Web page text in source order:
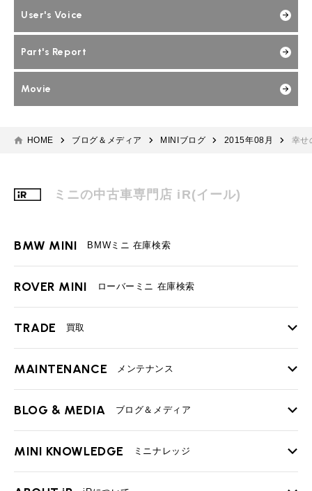
User's Voice
Part's Report
Movie
HOME ブログ＆メディア MINIブログ 2015年08月 幸せ
ミニの中古車専門店 iR(イール)
BMW MINI BMWミニ 在庫検索
ROVER MINI ローバーミニ 在庫検索
TRADE 買取
TOP
必要書類
MAINTENANCE メンテナンス
TOP
BLOG & MEDIA ブログ＆メディア
TOP
MINI KNOWLEDGE ミニナレッジ